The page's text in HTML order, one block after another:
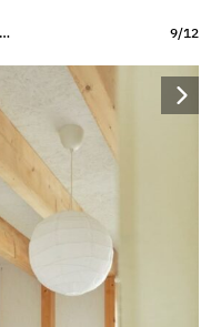
9/12